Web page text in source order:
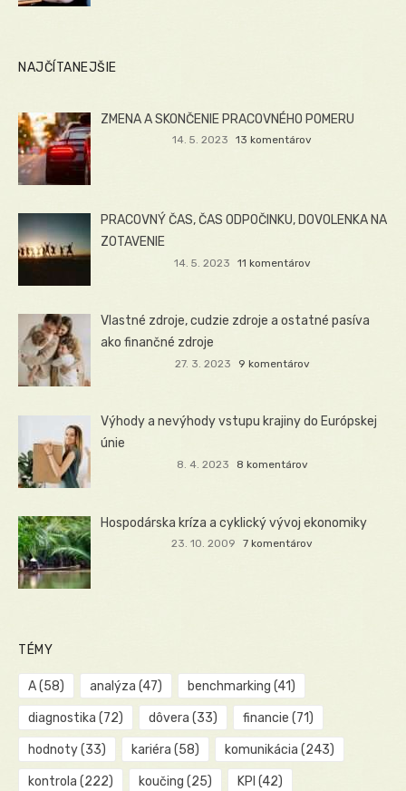
NAJČÍTANEJŠIE
ZMENA A SKONČENIE PRACOVNÉHO POMERU
14. 5. 2023 13 komentárov
PRACOVNÝ ČAS, ČAS ODPOČINKU, DOVOLENKA NA
ZOTAVENIE
14. 5. 2023 11 komentárov
Vlastné zdroje, cudzie zdroje a ostatné pasíva
ako finančné zdroje
27. 3. 2023 9 komentárov
Výhody a nevýhody vstupu krajiny do Európskej
únie
8. 4. 2023 8 komentárov
Hospodárska kríza a cyklický vývoj ekonomiky
23. 10. 2009 7 komentárov
TÉMY
A(58) analýza (47) benchmarking (41)
diagnostika (72) dôvera (33) financie (71)
hodnoty(33) kariéra (58) komunikácia (243)
kontrola (222) koučing (25) KPI (42)